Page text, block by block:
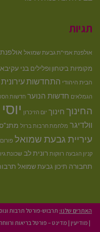
תגיות
אולפנת אמי"ת גבעת שמואל
מקומיותביטחון ופלילים בני עקיבא
הבית היהודי התחדשות עירונית
הגמלאים חדשות הנוער חדשות
החינוך חינוך יום הזיכרון
וולדיגר מלחמת חרבות ברזל
עיריית גבעת שמואל
קניון הגבעה רווקות רונית לב שכונת
תחבורה תיכון גבעת שמואל
האתרים שלנו: תרבוש-פורטל תרבות
| מודיעין | מדינט – פורטל בריאות